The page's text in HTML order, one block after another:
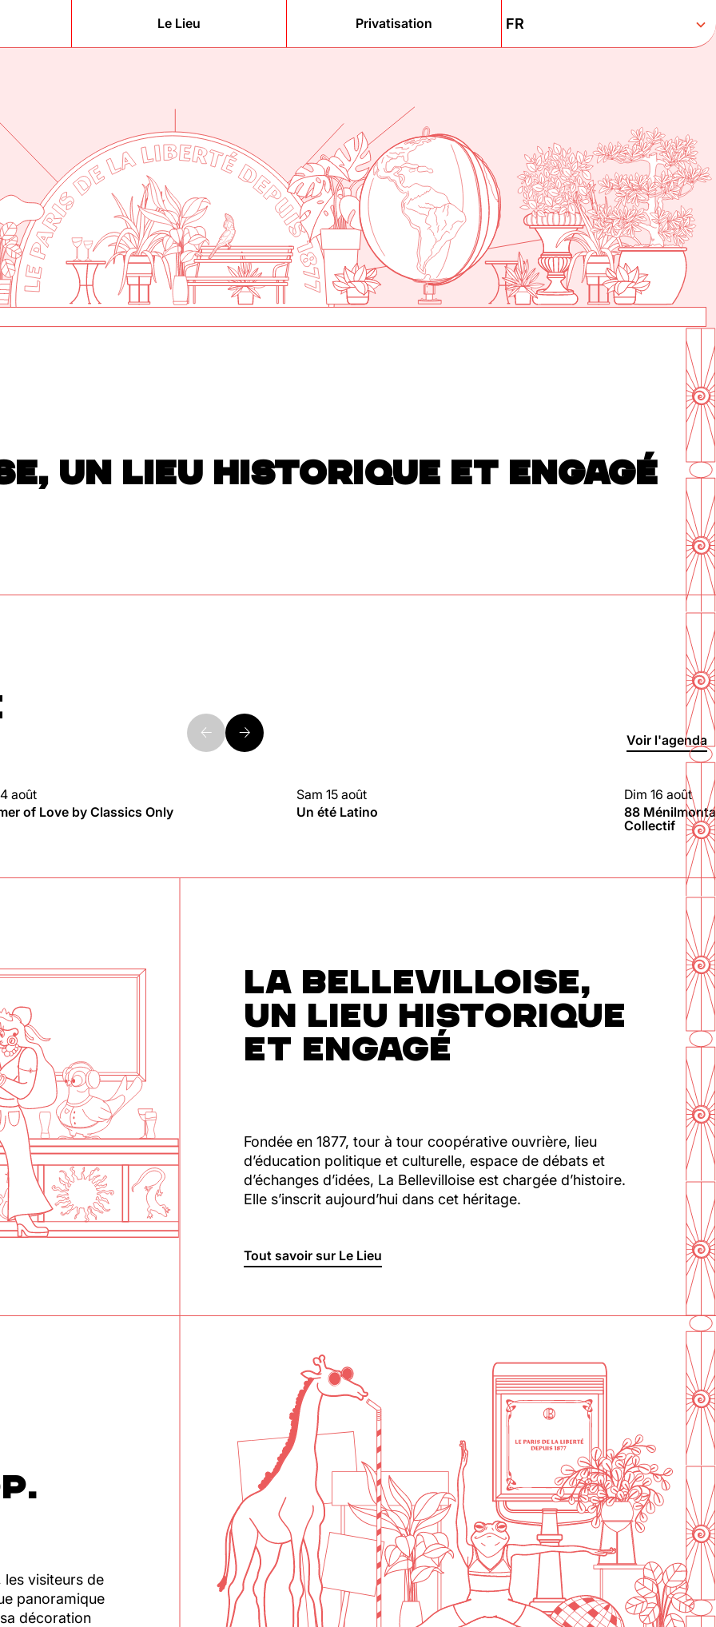
Le Lieu Privatisation
En savoir plus
UN LIEU HISTORIQUE ET ENGAGÉ
Voir l'agenda
août
of Love by Classics Only
CLUBBING
Sam 15 août
Un été Latino
88
Dim 16 août
88
Collectif
LA BELLEVILLOISE,
UN LIEU HISTORIQUE
ET ENGAGÉ
Fondée en 1877, tour à tour coopérative ouvrière, lieu
d’éducation politique et culturelle, espace de débats et
d’échanges d’idées, La Bellevilloise est chargée d’histoire.
Elle s’inscrit aujourd’hui dans cet héritage.
Tout savoir sur Le Lieu
visiteurs de
panoramique
décoration